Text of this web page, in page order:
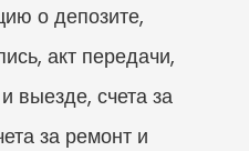
о депозите,
акт передачи,
выезде, счета за
за ремонт и